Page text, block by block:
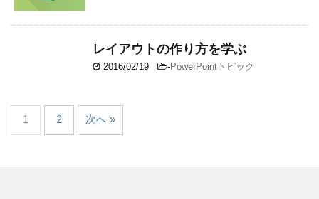
レイアウトの作り方を学ぶ
2016/02/19 -PowerPointトピック
1 2 次へ »